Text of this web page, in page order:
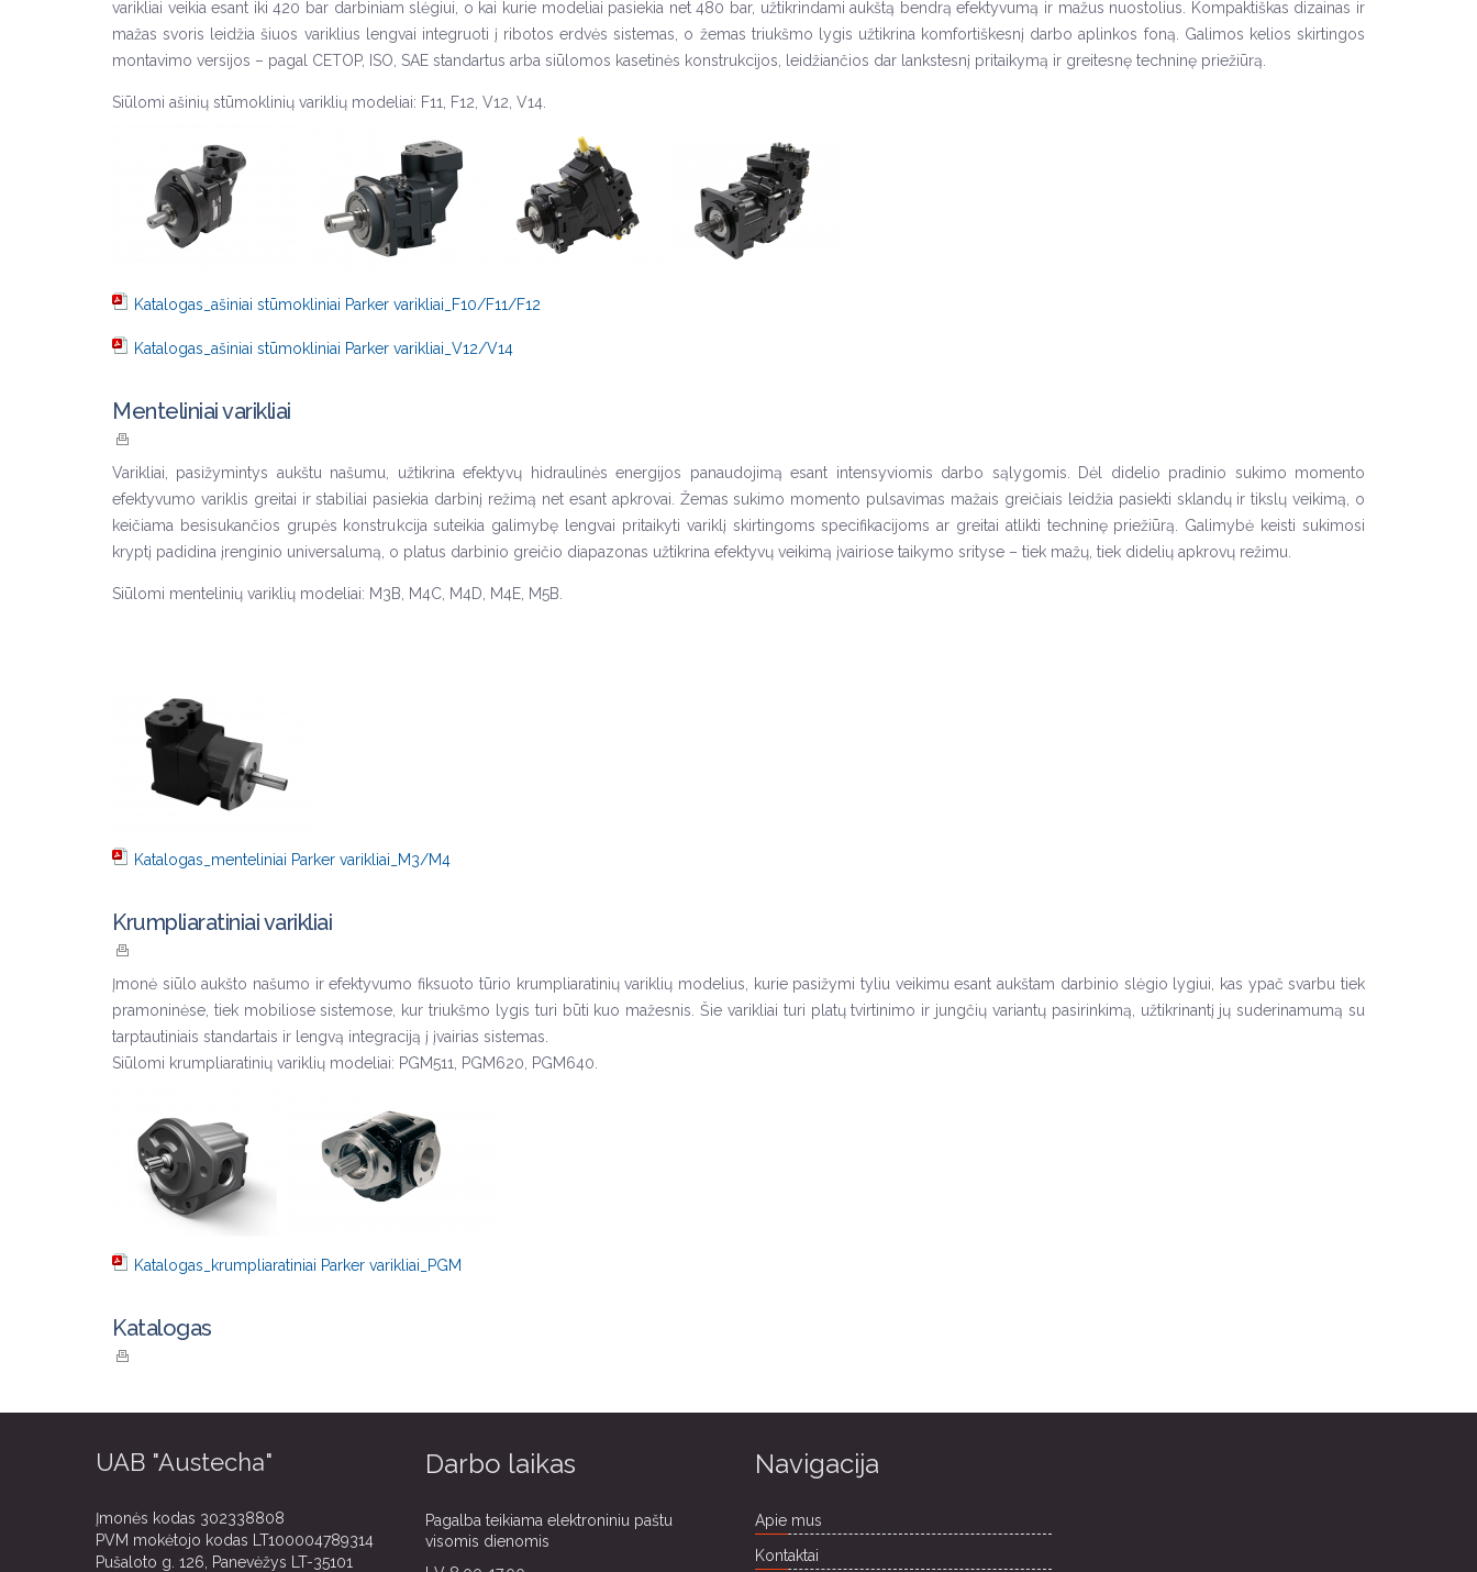
varikliai veikia esant iki 420 bar darbiniam slėgiui, o kai kurie modeliai pasiekia net 480 bar, užtikrindami aukštą bendrą efektyvumą ir mažus nuostolius. Kompaktiškas dizainas ir
mažas svoris leidžia šiuos variklius lengvai integruoti į ribotos erdvės sistemas, o žemas triukšmo lygis užtikrina komfortiškesnį darbo aplinkos foną. Galimos kelios skirtingos
montavimo versijos – pagal CETOP, ISO, SAE standartus arba siūlomos kasetinės konstrukcijos, leidžiančios dar lankstesnį pritaikymą ir greitesnę techninę priežiūrą.
Siūlomi ašinių stūmoklinių variklių modeliai: F11, F12, V12, V14.
Katalogas_ašiniai stūmokliniai Parker varikliai_F10/F11/F12
Katalogas_ašiniai stūmokliniai Parker varikliai_V12/V14
Menteliniai varikliai
Varikliai, pasižymintys aukštu našumu, užtikrina efektyvų hidraulinės energijos panaudojimą esant intensyviomis darbo sąlygomis. Dėl didelio pradinio sukimo momento
efektyvumo variklis greitai ir stabiliai pasiekia darbinį režimą net esant apkrovai. Žemas sukimo momento pulsavimas mažais greičiais leidžia pasiekti sklandų ir tikslų veikimą, o
keičiama besisukančios grupės konstrukcija suteikia galimybę lengvai pritaikyti variklį skirtingoms specifikacijoms ar greitai atlikti techninę priežiūrą. Galimybė keisti sukimosi
kryptį padidina įrenginio universalumą, o platus darbinio greičio diapazonas užtikrina efektyvų veikimą įvairiose taikymo srityse – tiek mažų, tiek didelių apkrovų režimu.
Siūlomi mentelinių variklių modeliai: M3B, M4C, M4D, M4E, M5B.
Katalogas_menteliniai Parker varikliai_M3/M4
Krumpliaratiniai varikliai
Įmonė siūlo aukšto našumo ir efektyvumo fiksuoto tūrio krumpliaratinių variklių modelius, kurie pasižymi tyliu veikimu esant aukštam darbinio slėgio lygiui, kas ypač svarbu tiek
pramoninėse, tiek mobiliose sistemose, kur triukšmo lygis turi būti kuo mažesnis. Šie varikliai turi platų tvirtinimo ir jungčių variantų pasirinkimą, užtikrinantį jų suderinamumą su
tarptautiniais standartais ir lengvą integraciją į įvairias sistemas.
Siūlomi krumpliaratinių variklių modeliai: PGM511, PGM620, PGM640.
Katalogas_krumpliaratiniai Parker varikliai_PGM
Katalogas
UAB "Austecha"
Įmonės kodas 302338808
PVM mokėtojo kodas LT100004789314
Pušaloto g. 126, Panevėžys LT-35101
Darbo laikas
Pagalba teikiama elektroniniu paštu
visomis dienomis
Navigacija
Apie mus
Kontaktai